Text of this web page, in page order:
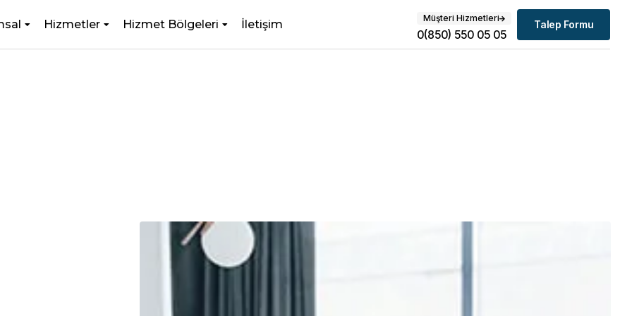
Hizmetler Hizmet Bölgeleri İletişim Müşteri Hizmetleri
0(850) 550 05 05
Talep Formu